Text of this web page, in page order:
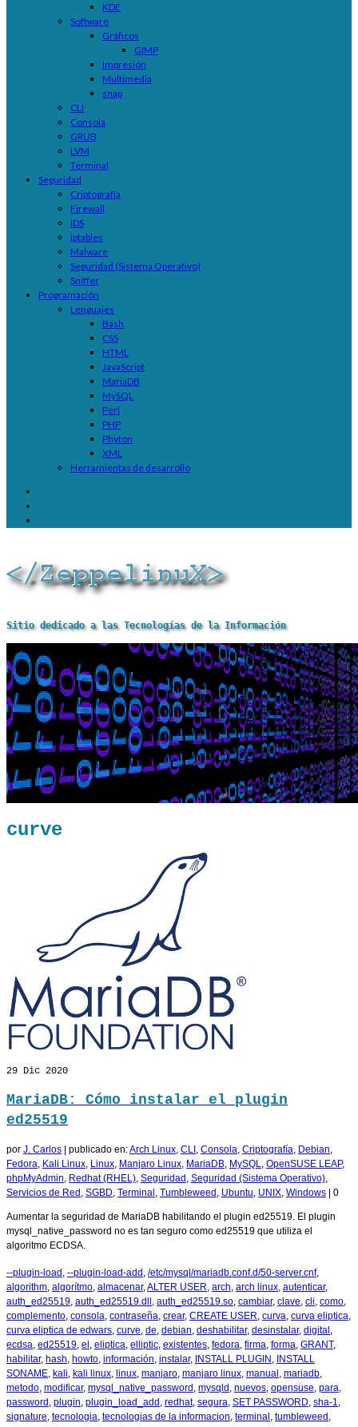
KDE
Software
Gráficos
GIMP
Impresión
Multimedia
snap
CLI
Consola
GRUB
LVM
Terminal
Seguridad
Criptografía
Firewall
IDS
iptables
Malware
Seguridad (Sistema Operativo)
Sniffer
Programación
Lenguajes
Bash
CSS
HTML
JavaScript
MariaDB
MySQL
Perl
PHP
Phyton
XML
Herramientas de desarrollo
Sitio dedicado a las Tecnologías de la Información
curve
29 Dic 2020
MariaDB: Cómo instalar el plugin
ed25519
por J. Carlos publicado en:Arch Linux, CLI , Consola, Criptografía, Debian,
Fedora, Kali Linux, Linux, Manjaro Linux, MariaDB, MySQL, OpenSUSE LEAP,
phpMyAdmin, Redhat (RHEL), Seguridad , Seguridad (Sistema Operativo),
Servicios de Red , SGBD, Terminal , Tumbleweed , Ubuntu, UNIX, Windows 0
Aumentar la seguridad de MariaDB habilitando el plugin ed25519. El plugin
mysql_native_password no es tan seguro como ed25519 que utiliza el
algoritmo ECDSA.
--plugin-load , --plugin-load-add , /etc/mysql/mariadb.conf.d/50-server.cnf,
algorithm, algorítmo, almacenar,ALTER USER, arch, arch linux, autenticar,
auth_ed25519, auth_ed25519.dll , auth_ed25519.so, cambiar, clave, cli, como,
complemento, consola, contraseña, crear, CREATE USER, curva, curva eliptica,
curva eliptica de edwars, curve, de, debian, deshabilitar, desinstalar, digital ,
ecdsa, ed25519, el , eliptica, elliptic, existentes, fedora, firma, forma, GRANT,
habilitar, hash, howto, información, instalar, INSTALL PLUGIN , INSTALL
SONAME, kali, kali linux, linux, manjaro, manjaro linux, manual , mariadb,
metodo, modificar, mysql_native_password , mysqld , nuevos, opensuse, para,
password , plugin, plugin_load_add , redhat, segura, SET PASSWORD, sha-1,
signature, tecnologia, tecnologias de la informacion, terminal , tumbleweed ,